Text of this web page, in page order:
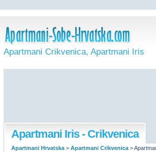
Apartmani Crikvenica, Apartmani Iris
Apartmani Iris - Crikvenica
Apartmani Hrvatska > Apartmani Crikvenica >